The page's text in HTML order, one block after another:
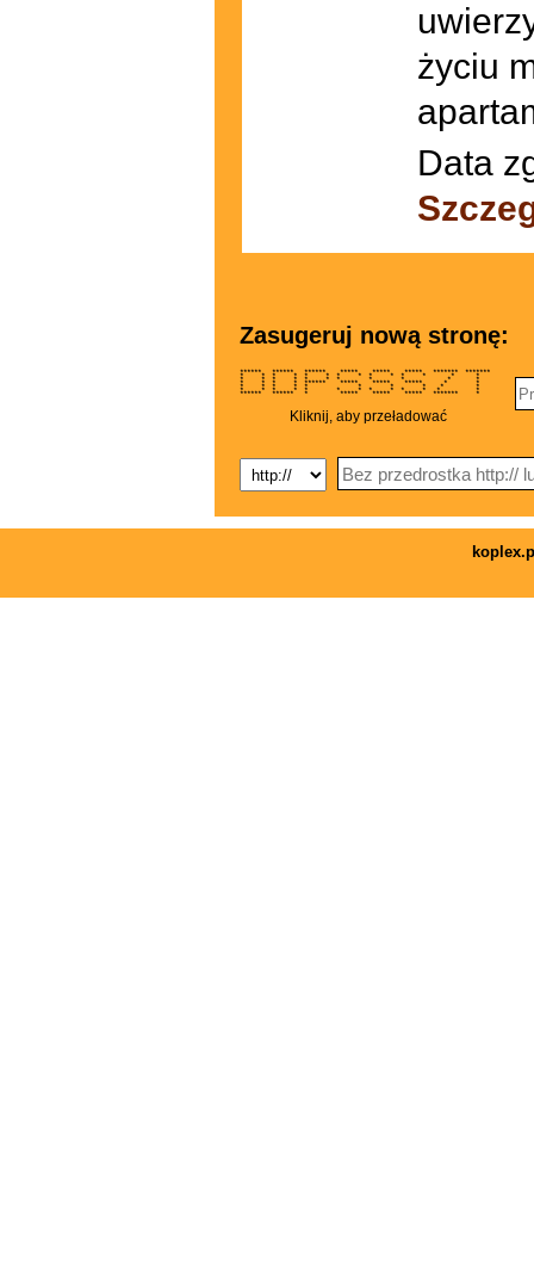
życiu
Data
Zasugeruj nową stronę:
****** ****** ****** ***** ***** ***** ******* *******
* * * * * * * * * * * * * *
* * * * * * * * * * *
* * * * ****** ***** ***** ***** * *
* * * * * * * * * *
* * * * * * * * * * * * *
****** ****** * ***** ***** ***** ******* *
Kliknij, aby przeładować